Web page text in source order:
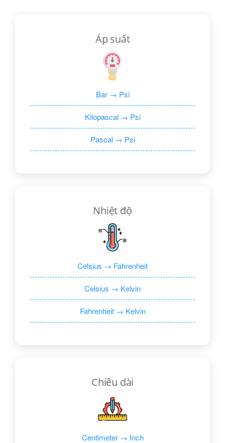
Áp suất
Bar → Psi
Kilopascal → Psi
Pascal → Psi
Nhiệt độ
Celsius → Fahrenheit
Celsius → Kelvin
Fahrenheit → Kelvin
Chiều dài
Centimeter → Inch